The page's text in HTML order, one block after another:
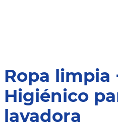
Ropa limpia
Higiénico
lavadora